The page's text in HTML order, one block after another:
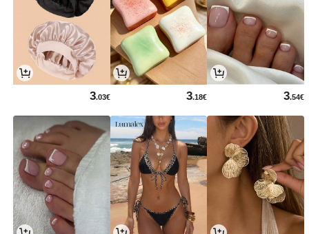
3.54€
3.18€
3.03€